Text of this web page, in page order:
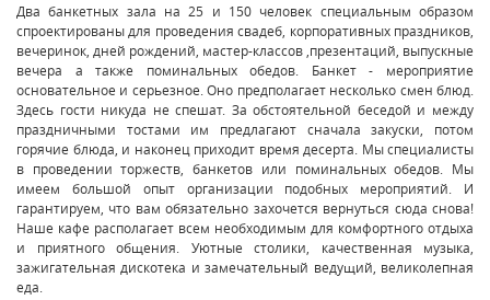
Два банкетных зала на 25 и 150 человек специальным образом
спроектированы для проведения свадеб, корпоративных праздников,
вечеринок, дней рождений, мастер-классов ,презентаций, выпускные
вечера а также поминальных обедов. Банкет - мероприятие
основательное и серьезное. Оно предполагает несколько смен блюд.
Здесь гости никуда не спешат. За обстоятельной беседой и между
праздничными тостами им предлагают сначала закуски, потом
горячие блюда, и наконец приходит время десерта. Мы специалисты
в проведении торжеств, банкетов или поминальных обедов. Мы
имеем большой опыт организации подобных мероприятий. И
гарантируем, что вам обязательно захочется вернуться сюда снова!
Наше кафе располагает всем необходимым для комфортного отдыха
и приятного общения. Уютные столики, качественная музыка,
зажигательная дискотека и замечательный ведущий, великолепная
еда.